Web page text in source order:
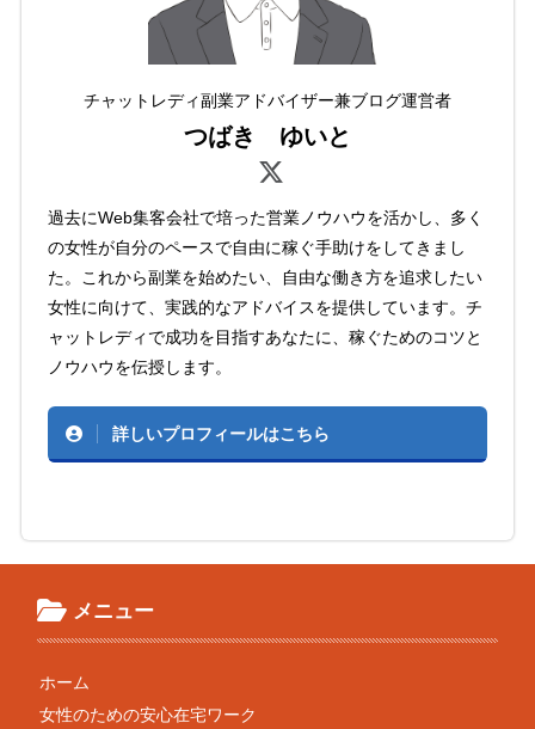
チャットレディ副業アドバイザー兼ブログ運営者
つばき ゆいと
過去にWeb集客会社で培った営業ノウハウを活かし、多く
の女性が自分のペースで自由に稼ぐ手助けをしてきまし
た。これから副業を始めたい、自由な働き方を追求したい
女性に向けて、実践的なアドバイスを提供しています。チ
ャットレディで成功を目指すあなたに、稼ぐためのコツと
ノウハウを伝授します。
詳しいプロフィールはこちら
メニュー
ホーム
女性のための安心在宅ワーク